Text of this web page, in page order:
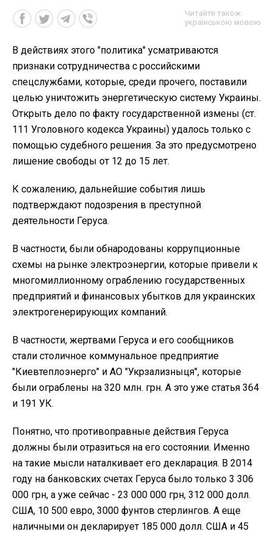
Читайте також
українською мовою
В действиях этого "политика" усматриваются
признаки сотрудничества с российскими
спецслужбами, которые, среди прочего, поставили
целью уничтожить энергетическую систему Украины.
Открыть дело по факту государственной измены (ст.
111 Уголовного кодекса Украины) удалось только с
помощью судебного решения. За это предусмотрено
лишение свободы от 12 до 15 лет.
К сожалению, дальнейшие события лишь
подтверждают подозрения в преступной
деятельности Геруса.
В частности, были обнародованы коррупционные
схемы на рынке электроэнергии, которые привели к
многомиллионному ограблению государственных
предприятий и финансовых убытков для украинских
электрогенерирующих компаний.
В частности, жертвами Геруса и его сообщников
стали столичное коммунальное предприятие
"Киевтеплоэнерго" и АО "Укрзализныця", которые
были ограблены на 320 млн. грн. А это уже статья 364
и 191 УК.
Понятно, что противоправные действия Геруса
должны были отразиться на его состоянии. Именно
на такие мысли наталкивает его декларация. В 2014
году на банковских счетах Геруса было только 3 306
000 грн, а уже сейчас - 23 000 000 грн, 312 000 долл.
США, 10 500 евро, 3000 фунтов стерлингов. А еще
наличными он декларирует 185 000 долл. США и 45